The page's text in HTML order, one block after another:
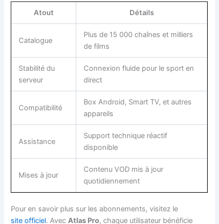
Atout Détails
Catalogue
Plus de 15 000 chaînes et milliers
de films
Stabilité du
serveur
Connexion fluide pour le sport en
direct
Compatibilité
Box Android, Smart TV, et autres
appareils
Assistance
Support technique réactif
disponible
Mises à jour
Contenu VOD mis à jour
quotidiennement
Pour en savoir plus sur les abonnements, visitez le
site officiel. AvecAtlas Pro, chaque utilisateur bénéficie